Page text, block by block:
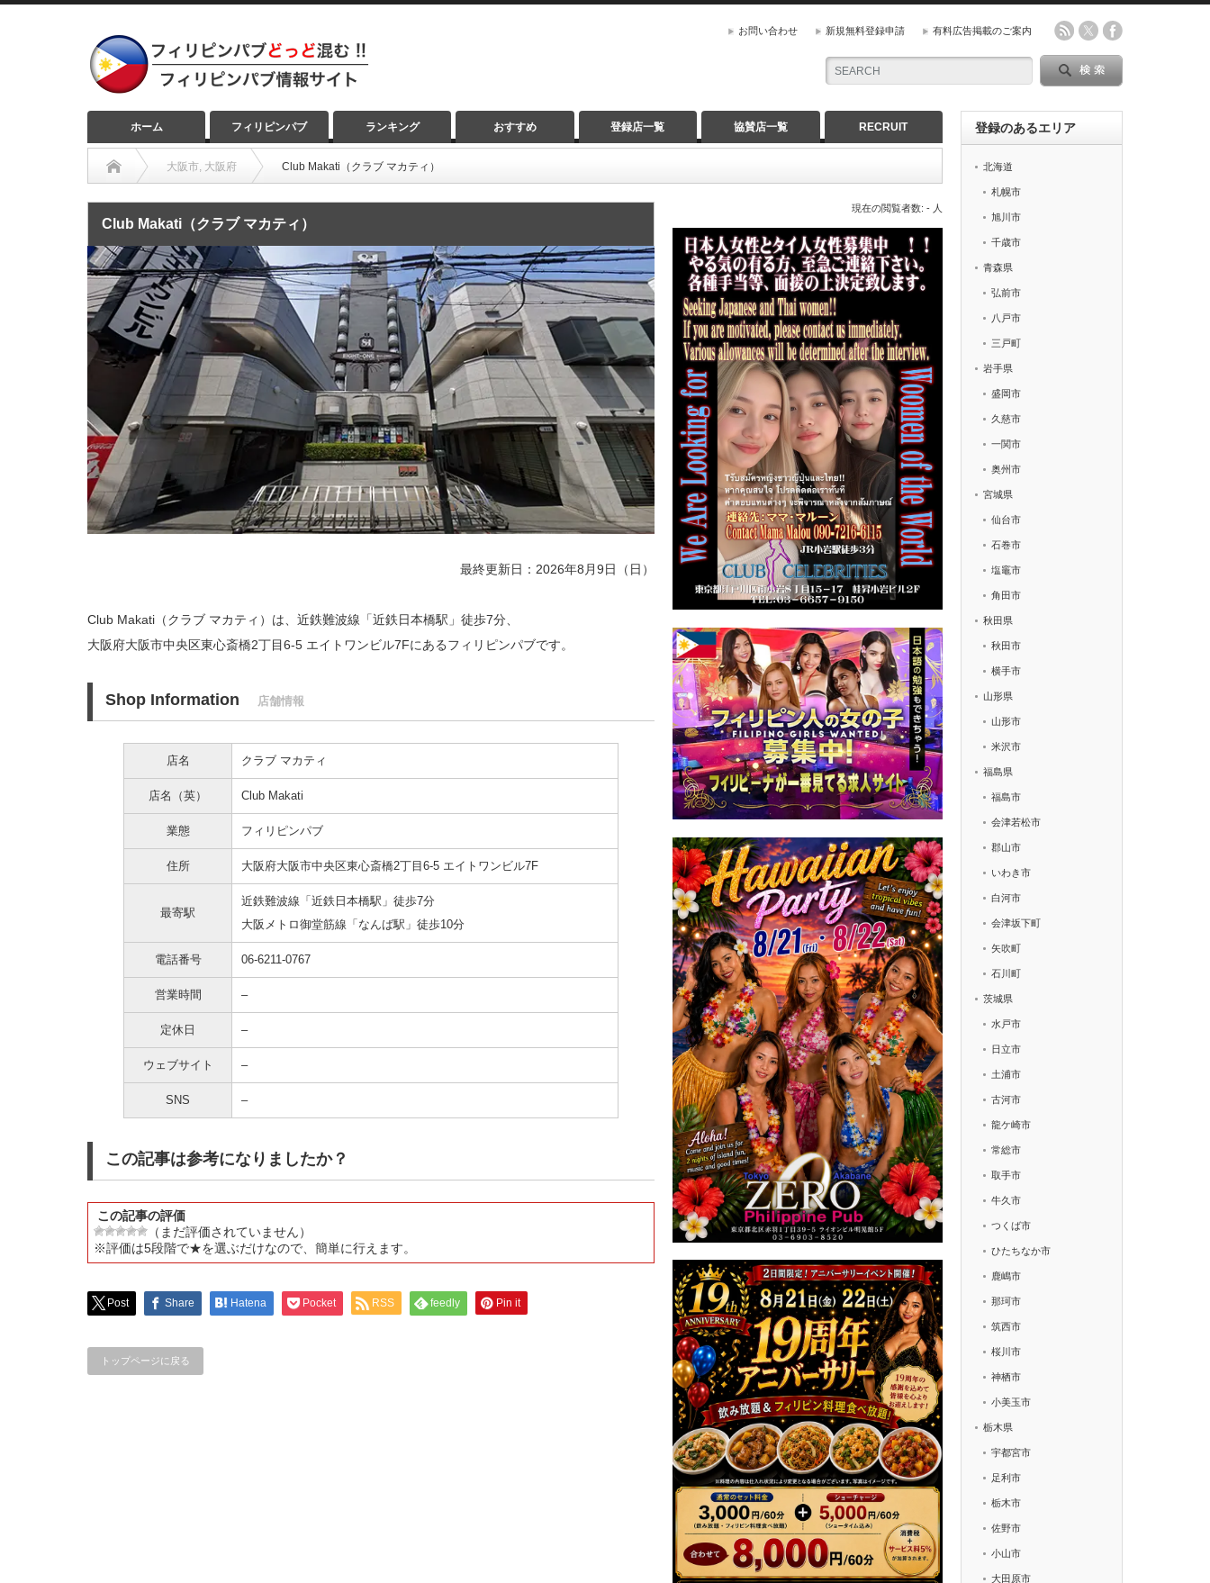
お問い合わせ 新規無料登録申請 有料広告掲載のご案内
ホーム フィリピンパブ ランキング おすすめ 登録店一覧 協賛店一覧 RECRUIT
大阪市, 大阪府 Club Makati（クラブ マカティ）
Club Makati（クラブ マカティ）
最終更新日：2026年8月9日（日）
Club Makati（クラブ マカティ）は、近鉄難波線「近鉄日本橋駅」徒歩7分、
大阪府大阪市中央区東心斎橋2丁目6-5 エイトワンビル7Fにあるフィリピンパブです。
Shop Information 店舗情報
店名 クラブ マカティ
店名（英） Club Makati
業態 フィリピンパブ
住所 大阪府大阪市中央区東心斎橋2丁目6-5 エイトワンビル7F
最寄駅
近鉄難波線「近鉄日本橋駅」徒歩7分
大阪メトロ御堂筋線「なんば駅」徒歩10分
電話番号 06-6211-0767
営業時間 –
定休日 –
ウェブサイト –
SNS –
この記事は参考になりましたか？
この記事の評価
（まだ評価されていません）
※評価は5段階で★を選ぶだけなので、簡単に行えます。
Post Share Hatena Pocket RSS feedly Pin it
トップページに戻る
現在の閲覧者数: - 人
登録のあるエリア
北海道
札幌市
旭川市
千歳市
青森県
弘前市
八戸市
三戸町
岩手県
盛岡市
久慈市
一関市
奥州市
宮城県
仙台市
石巻市
塩竈市
角田市
秋田県
秋田市
横手市
山形県
山形市
米沢市
福島県
福島市
会津若松市
郡山市
いわき市
白河市
会津坂下町
矢吹町
石川町
茨城県
水戸市
日立市
土浦市
古河市
龍ケ崎市
常総市
取手市
牛久市
つくば市
ひたちなか市
鹿嶋市
那珂市
筑西市
桜川市
神栖市
小美玉市
栃木県
宇都宮市
足利市
栃木市
佐野市
小山市
大田原市